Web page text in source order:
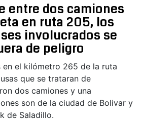
entre dos camiones
en ruta 205, los
involucrados se
de peligro
en el kilómetro 265 de la ruta
que se trataran de
dos camiones y una
son de la ciudad de Bolivar y
de Saladillo.